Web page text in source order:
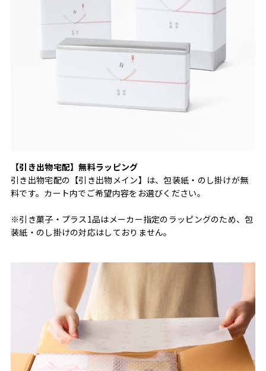
【引き出物宅配】無料ラッピング
引き出物宅配の【引き出物メイン】は、包装紙・のし掛けが無
料です。カート内でご希望内容をお選びください。
※引き菓子・プラス1品はメーカー指定のラッピングのため、包
装紙・のし掛けの対応はしておりません。